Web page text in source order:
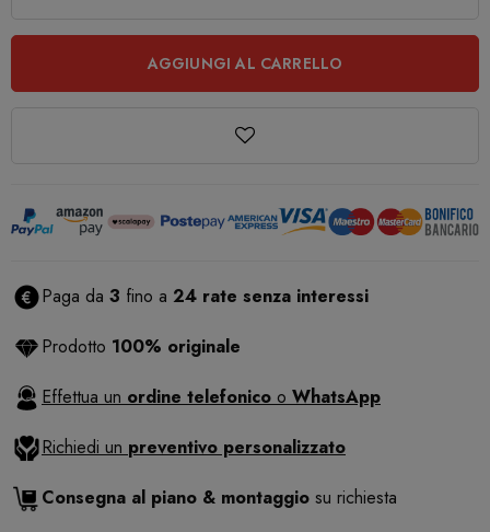
AGGIUNGI AL CARRELLO
Paga da 3 fino a 24 rate senza interessi
Prodotto 100% originale
Effettua un ordine telefonico o WhatsApp
Richiedi un preventivo personalizzato
Consegna al piano & montaggio su richiesta